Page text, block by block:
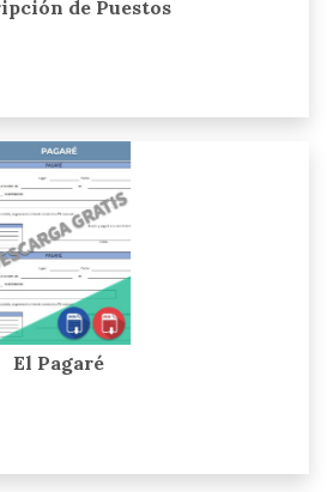
de Puestos
El Pagaré